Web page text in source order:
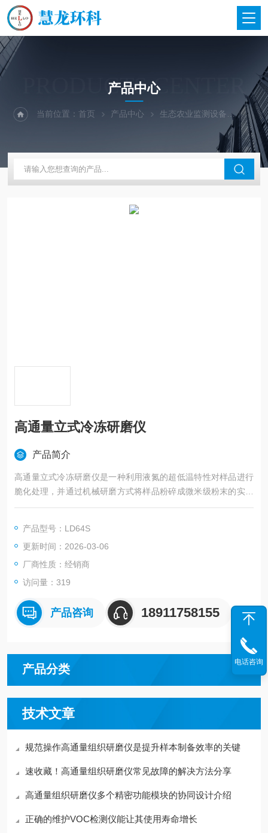
PRODUCTS CENTER
产品中心
当前位置：首页 产品中心 生态农业监测设备 研磨仪
高通量立式冷冻研磨仪
产品简介
高通量立式冷冻研磨仪是一种利用液氮的超低温特性对样品进行
脆化处理，并通过机械研磨方式将样品粉碎成微米级粉末的实验
室设备。
产品型号：LD64S
更新时间：2026-03-06
厂商性质：经销商
访问量：319
产品咨询 18911758155
产品分类
技术文章
规范操作高通量组织研磨仪是提升样本制备效率的关键
速收藏！高通量组织研磨仪常见故障的解决方法分享
高通量组织研磨仪多个精密功能模块的协同设计介绍
正确的维护VOC检测仪能让其使用寿命增长
电话咨询